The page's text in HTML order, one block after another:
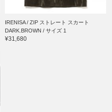
IRENISA / ZIP ストレート スカート
DARK.BROWN / サイズ 1
¥31,680